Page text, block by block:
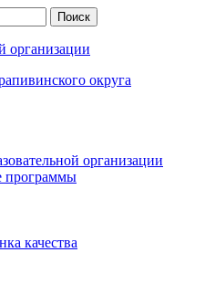
Поиск
организации
организации
программы
качества